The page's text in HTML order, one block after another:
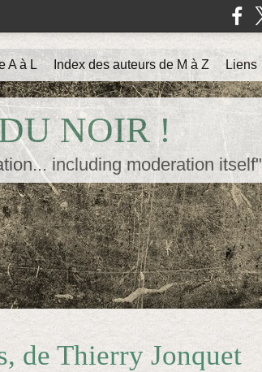
NOIR !
including moderation
A à L Index des auteurs de M à Z Liens
de Thierry Jonquet